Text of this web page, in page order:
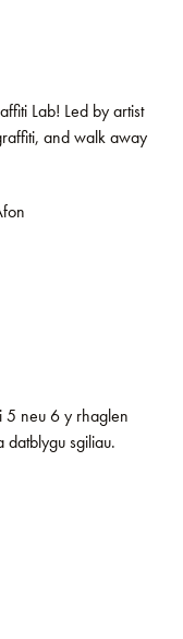
Lab! Led by artist
and walk away
5 neu 6 y rhaglen
sgiliau.